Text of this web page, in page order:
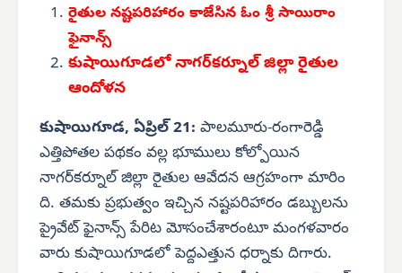
రైతుల నష్టపరిహారం కాజేసిన ఓం శ్రీ సాయిరాం
ఫైనాన్స్
కుషాయిగూడలో నాగర్‌కర్నూల్ జిల్లా రైతుల
ఆందోళన
కుషాయిగూడ, ఏప్రిల్ 21: పాలమూరు-రంగారెడ్డి
ఎత్తిపోతల పథకం వల్ల భూములు కోల్పోయిన
నాగర్‌కర్నూల్ జిల్లా రైతుల ఆవేదన ఆగ్రహంగా మారిం
ది. తమకు ప్రభుత్వం ఇచ్చిన నష్టపరిహారం డబ్బులను
ప్రైవేట్ ఫైనాన్స్ పేరిట మోసంచేశారంటూ మంగళవారం
వారు కుషాయిగూడలో పెద్దఎత్తున ధర్నాకు దిగారు.